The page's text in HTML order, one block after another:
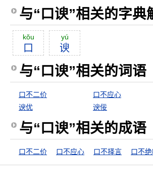
与“口谀”相关的字典
kŏu
口
yú
谀
与“口谀”相关的词语
口不二价 口不应心
谀优
谀佞
与“口谀”相关的成语
口不二价 口不应心 口不择言 口不